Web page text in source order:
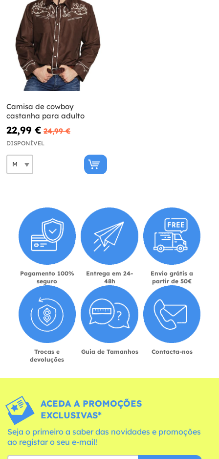
Camisa de cowboy
castanha para adulto
22,99 € 24,99 €
DISPONÍVEL
Pagamento 100%
seguro
Entrega em 24-
48h
Envio grátis a
partir de 50€
Trocas e
devoluções
Guia de Tamanhos Contacta-nos
ACEDA A PROMOÇÕES
EXCLUSIVAS*
Seja o primeiro a saber das novidades e promoções
ao registar o seu e-mail!